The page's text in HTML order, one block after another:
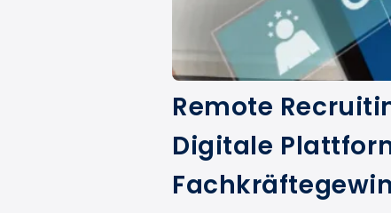
Remote
Digitale